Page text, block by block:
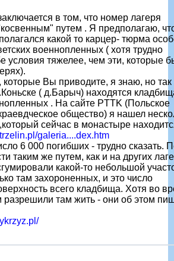
в том, что номер лагеря
путем . Я предполагаю,
какой то карцер- тюрма
военнопленных ( хотя трудно
условия тяжелее, чем эти, которые
которые Вы приводите, я знаю, но так
( д.Барыч) находятся
. На сайте PTTK (Польское
общество) я нашел
сейчас в монастыре
galeria....dex.htm
6 000 погибших - трудно сказать.
таким же путем, как и на других
какой-то небольшой
там захороненных, и это число
всего кладбища. Хотя во
там жить - они об этом